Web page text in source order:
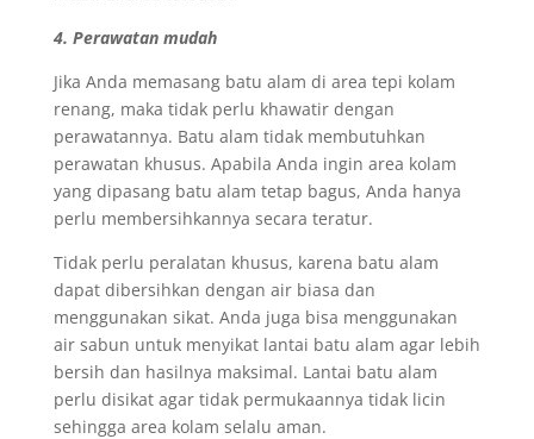
4. Perawatan mudah
Jika Anda memasang batu alam di area tepi kolam
renang, maka tidak perlu khawatir dengan
perawatannya. Batu alam tidak membutuhkan
perawatan khusus. Apabila Anda ingin area kolam
yang dipasang batu alam tetap bagus, Anda hanya
perlu membersihkannya secara teratur.
Tidak perlu peralatan khusus, karena batu alam
dapat dibersihkan dengan air biasa dan
menggunakan sikat. Anda juga bisa menggunakan
air sabun untuk menyikat lantai batu alam agar lebih
bersih dan hasilnya maksimal. Lantai batu alam
perlu disikat agar tidak permukaannya tidak licin
sehingga area kolam selalu aman.